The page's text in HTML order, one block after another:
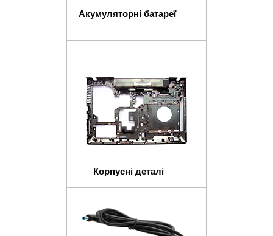
Акумуляторні батареї
Корпусні деталі